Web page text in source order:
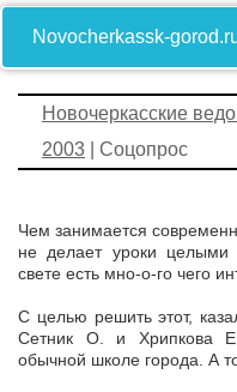
Novocherkassk-
Новочеркасские
2003 | Соцопрос
Чем занимается
не делает уроки
свете есть мно-о-го чего
С целью решить этот,
Сетник О. и Хрипкова
обычной школе города.